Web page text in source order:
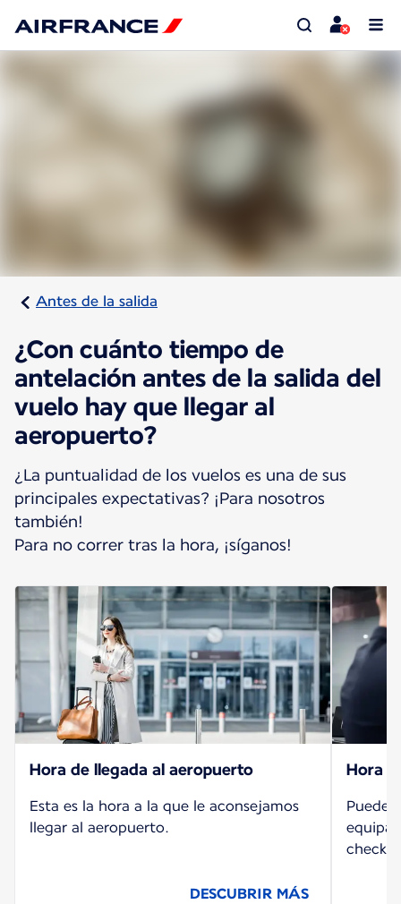
Antes de la salida
¿Con cuánto tiempo de
antelación antes de la salida del
vuelo hay que llegar al
aeropuerto?
¿La puntualidad de los vuelos es una de sus
principales expectativas? ¡Para nosotros
también!
Para no correr tras la hora, ¡síganos!
Hora de llegada al aeropuerto
Esta es la hora a la que le aconsejamos
llegar al aeropuerto.
DESCUBRIR MÁS
Hora
Puede
check-